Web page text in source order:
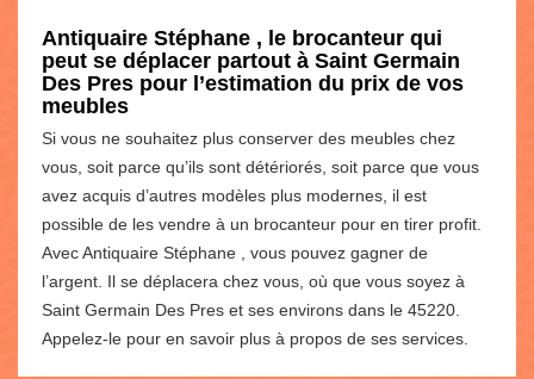
Antiquaire Stéphane , le brocanteur qui
peut se déplacer partout à Saint Germain
Des Pres pour l’estimation du prix de vos
meubles
Si vous ne souhaitez plus conserver des meubles chez
vous, soit parce qu’ils sont détériorés, soit parce que vous
avez acquis d’autres modèles plus modernes, il est
possible de les vendre à un brocanteur pour en tirer profit.
Avec Antiquaire Stéphane , vous pouvez gagner de
l’argent. Il se déplacera chez vous, où que vous soyez à
Saint Germain Des Pres et ses environs dans le 45220.
Appelez-le pour en savoir plus à propos de ses services.